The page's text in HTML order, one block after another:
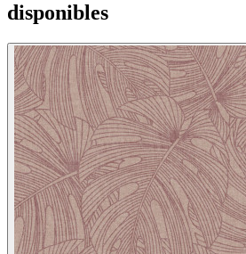
disponibles